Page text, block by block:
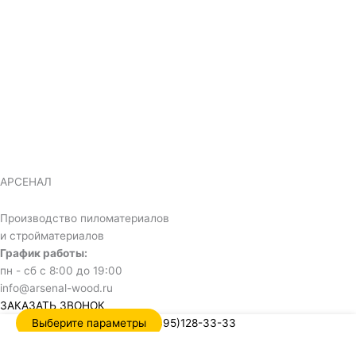
АРСЕНАЛ
Производство пиломатериалов
и стройматериалов
График работы:
пн - сб с 8:00 до 19:00
info@arsenal-wood.ru
ЗАКАЗАТЬ ЗВОНОК
+7(495)128-33-33
Выберите параметры